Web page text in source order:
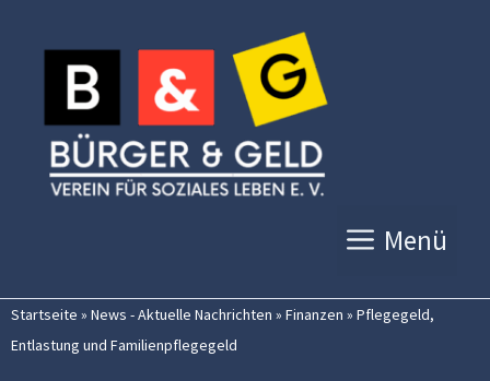
Inhalt
springen
Menü
Startseite » News - Aktuelle Nachrichten » Finanzen » Pflegegeld,
Entlastung und Familienpflegegeld